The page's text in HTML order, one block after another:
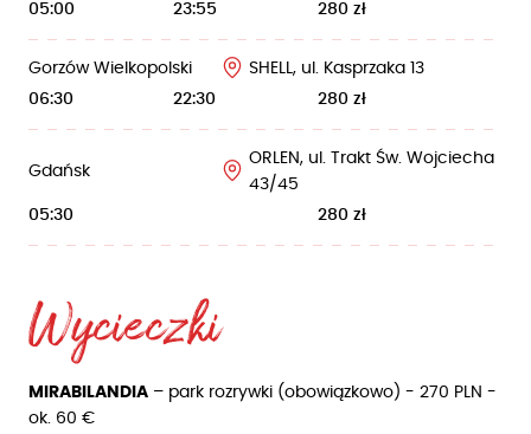
05:00 23:55 280 zł
Gorzów Wielkopolski
SHELL, ul. Kasprzaka 13
06:30
22:30 280 zł
Gdańsk
ORLEN, ul. Trakt Św. Wojciecha
43/45
05:30
280 zł
Wycieczki
MIRABILANDIA – park rozrywki (obowiązkowo) - 270 PLN -
ok. 60 €